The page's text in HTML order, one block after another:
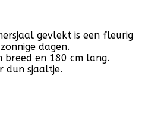
gevlekt is een fleurig
dagen.
breed en 180 cm lang.
dun sjaaltje.